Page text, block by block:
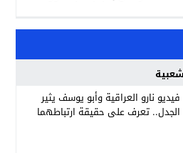
فيديو نارو العراقية وأبو يوسف يثير
الجدل.. تعرف على حقيقة ارتباطهما